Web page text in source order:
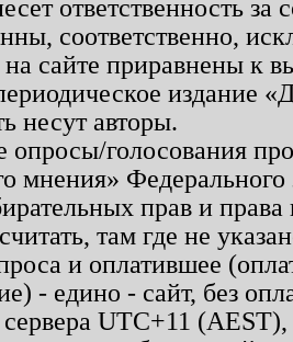
ответственность
соответственно,
сайте приравнены к
издание
несут авторы.
опросы/голосования
мнения»
прав и
там где не
и оплатившее
- едино - сайт, без
UTC+11